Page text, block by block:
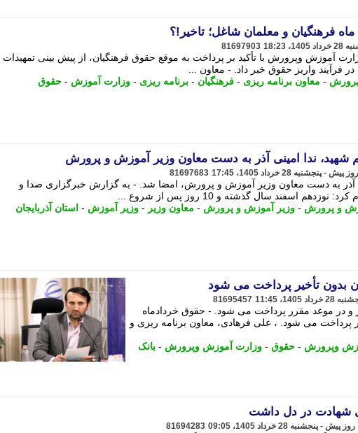
فرهنگیان و معلمان شاغل؛ تاخیر!؟
81697903
آموزش وپرورش با تأکید بر پرداخت به موقع حقوق فرهنگیان، از پیش بینی تمهیدات
فرآیند واریز حقوق خبر داد. - معاون ...
- معاون برنامه ریزی - فرهنگیان - برنامه ریزی - وزارت آموزش - حقوق
شهید، ندا امینی آذر به دست معاون وزیر آموزش و پرورش
81697683
آذر به دست معاون وزیر آموزش و پرورش، امضا شد. - به گزارش خبرگزاری صدا و
اسفند سال گذشته و 10 روز پس از شروع ...
و پرورش - وزیر آموزش و پرورش - معاون وزیر - وزیر آموزش - استان آذربایجان
بدون تأخیر پرداخت می شود
81695457
و در موعد مقرر پرداخت می شود. - حقوق خردادماه
پرداخت می شود. ، علی فرهادی، معاون برنامه ریزی و
وپرورش - حقوق - وزارت آموزش وپرورش - بانک
شهادت در دل داشت
81694283